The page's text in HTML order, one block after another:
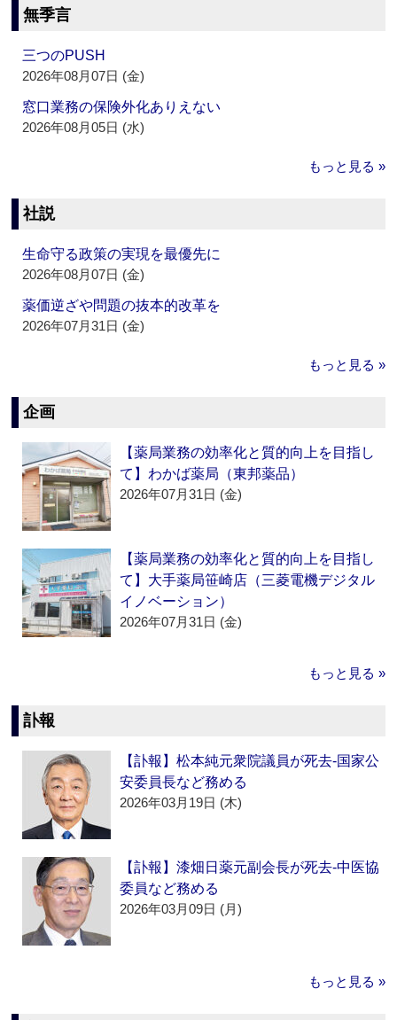
無季言
三つのPUSH
2026年08月07日 (金)
窓口業務の保険外化ありえない
2026年08月05日 (水)
もっと見る »
社説
生命守る政策の実現を最優先に
2026年08月07日 (金)
薬価逆ざや問題の抜本的改革を
2026年07月31日 (金)
もっと見る »
企画
【薬局業務の効率化と質的向上を目指し
て】わかば薬局（東邦薬品）
2026年07月31日 (金)
【薬局業務の効率化と質的向上を目指し
て】大手薬局笹崎店（三菱電機デジタル
イノベーション）
2026年07月31日 (金)
もっと見る »
訃報
【訃報】松本純元衆院議員が死去‐国家公
安委員長など務める
2026年03月19日 (木)
【訃報】漆畑日薬元副会長が死去‐中医協
委員など務める
2026年03月09日 (月)
もっと見る »